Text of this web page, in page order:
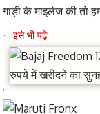
गाड़ी के माइलेज की तो